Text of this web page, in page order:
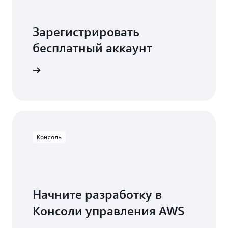
Зарегистрировать
бесплатный аккаунт
Консоль
Начните разработку в
Консоли управления AWS